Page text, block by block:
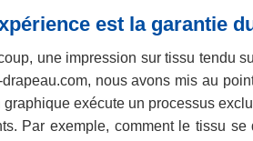
est la garantie
une impression sur tissu tendu
nous avons mis au
exécute un processus
Par exemple, comment le tissu